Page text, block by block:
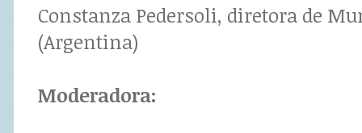
Constanza Pedersoli, diretora de
(Argentina)
Moderadora: